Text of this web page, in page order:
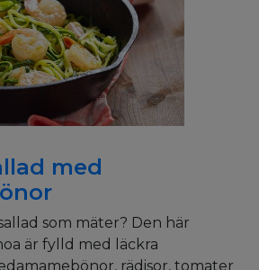
med
som mäter? Den här
är fylld med läckra
rädisor, tomater